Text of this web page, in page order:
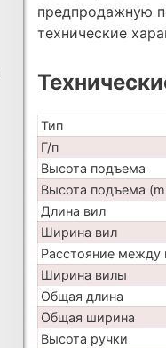
предпродажную
технические
Тип
Г/п
Высота подъема
Высота подъема
Длина вил
Ширина вил
Расстояние между
Ширина вилы
Общая длина
Общая ширина
Высота ручки